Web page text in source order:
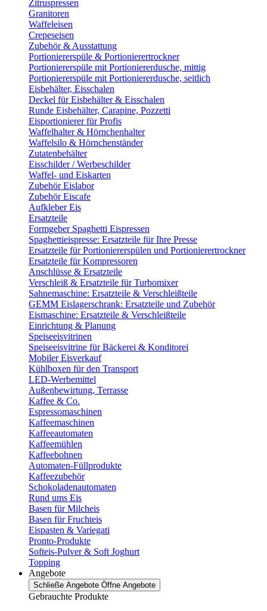
Zitruspressen
Granitoren
Waffeleisen
Crepeseisen
Zubehör & Ausstattung
Portioniererspüle & Portionierertrockner
Portioniererspüle mit Portioniererdusche, mittig
Portioniererspüle mit Portioniererdusche, seitlich
Eisbehälter, Eisschalen
Deckel für Eisbehälter & Eisschalen
Runde Eisbehälter, Carapine, Pozzetti
Eisportionierer für Profis
Waffelhalter & Hörnchenhalter
Waffelsilo & Hörnchenständer
Zutatenbehälter
Eisschilder / Werbeschilder
Waffel- und Eiskarten
Zubehör Eislabor
Zubehör Eiscafe
Aufkleber Eis
Ersatzteile
Formgeber Spaghetti Eispressen
Spaghettieispresse: Ersatzteile für Ihre Presse
Ersatzteile für Portioniererspülen und Portionierertrockner
Ersatzteile für Kompressoren
Anschlüsse & Ersatzteile
Verschleiß & Ersatzteile für Turbomixer
Sahnemaschine: Ersatzteile & Verschleißteile
GEMM Eislagerschrank: Ersatzteile und Zubehör
Eismaschine: Ersatzteile & Verschleißteile
Einrichtung & Planung
Speiseeisvitrinen
Speiseeisvitrine für Bäckerei & Konditorei
Mobiler Eisverkauf
Kühlboxen für den Transport
LED-Werbemittel
Außenbewirtung, Terrasse
Kaffee & Co.
Espressomaschinen
Kaffeemaschinen
Kaffeeautomaten
Kaffeemühlen
Kaffeebohnen
Automaten-Füllprodukte
Kaffeezubehör
Schokoladenautomaten
Rund ums Eis
Basen für Milcheis
Basen für Fruchteis
Eispasten & Variegati
Pronto-Produkte
Softeis-Pulver & Soft Joghurt
Topping
Angebote
Schließe Angebote Öffne Angebote
Gebrauchte Produkte